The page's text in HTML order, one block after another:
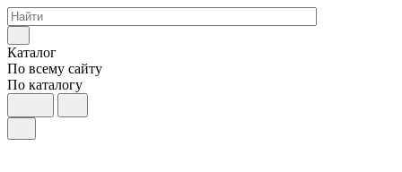
Каталог
По всему сайту
По каталогу